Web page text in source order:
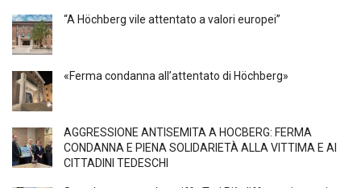
“A Höchberg vile attentato a valori europei”
«Ferma condanna all’attentato di Höchberg»
AGGRESSIONE ANTISEMITA A HÖCBERG: FERMA
CONDANNA E PIENA SOLIDARIETÀ ALLA VITTIMA E AI
CITTADINI TEDESCHI